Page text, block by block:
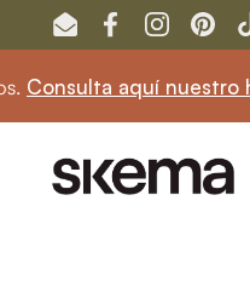
Ir al contenido
EmailFacebookInstagram
horario